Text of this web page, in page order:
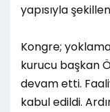
yapısıyla
Kongre;
kurucu başkan
devam etti.
kabul edildi.